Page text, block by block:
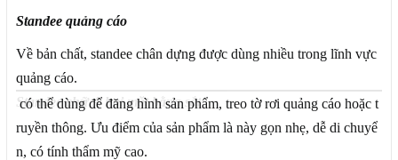
Standee quảng cáo
Về bản chất, standee chân dựng được dùng nhiều trong lĩnh vực
quảng cáo.
Standee chữ A hai mặt bằng sắt
có thể dùng để đăng hình sản phẩm, treo tờ rơi quảng cáo hoặc t
ruyền thông. Ưu điểm của sản phẩm là này gọn nhẹ, dễ di chuyể
n, có tính thẩm mỹ cao.